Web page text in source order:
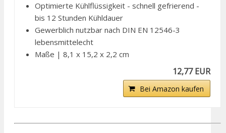
Optimierte Kühlflüssigkeit - schnell gefrierend -
bis 12 Stunden Kühldauer
Gewerblich nutzbar nach DIN EN 12546-3
lebensmittelecht
Maße | 8,1 x 15,2 x 2,2 cm
12,77 EUR
Bei Amazon kaufen